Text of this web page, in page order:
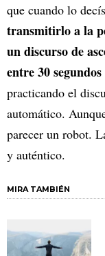
que cuando lo
transmitirlo a la
un discurso de
entre 30
practicando el
automático.
parecer un robot.
y auténtico.
MIRA TAMBIÉN